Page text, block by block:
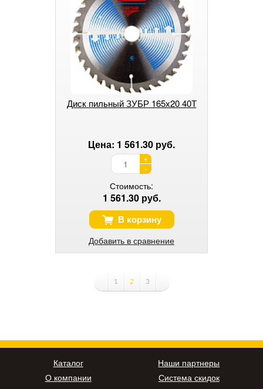
Диск пильный ЗУБР 165х20 40Т
Цена: 1 561.30 руб.
+
-
Стоимость:
1 561.30 руб.
В корзину
Добавить в сравнение
1 2 3
Каталог
О компании
Наши партнеры
Система скидок